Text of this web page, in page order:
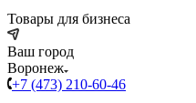
Товары для бизнеса
Ваш город
Воронеж
+7 (473) 210-60-46